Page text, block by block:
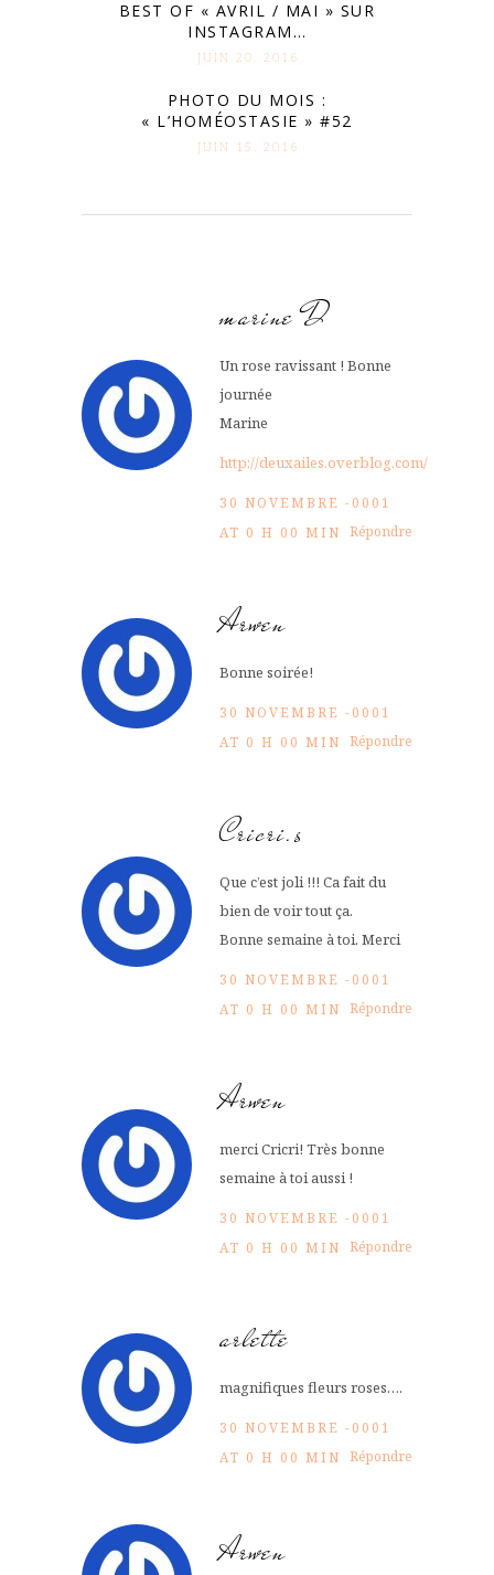
BEST OF « AVRIL / MAI » SUR
INSTAGRAM…
JUIN 20. 2016
PHOTO DU MOIS :
« L’HOMÉOSTASIE » #52
JUIN 15. 2016
marine D
Un rose ravissant ! Bonne
journée
Marine
http://deuxailes.overblog.com/
30 NOVEMBRE -0001
AT 0 H 00 MIN Répondre
Arwen
Bonne soirée!
30 NOVEMBRE -0001
AT 0 H 00 MIN Répondre
Cricri.s
Que c’est joli !!! Ca fait du
bien de voir tout ça.
Bonne semaine à toi. Merci
30 NOVEMBRE -0001
AT 0 H 00 MIN Répondre
Arwen
merci Cricri! Très bonne
semaine à toi aussi !
30 NOVEMBRE -0001
AT 0 H 00 MIN Répondre
arlette
magnifiques fleurs roses….
30 NOVEMBRE -0001
AT 0 H 00 MIN Répondre
Arwen